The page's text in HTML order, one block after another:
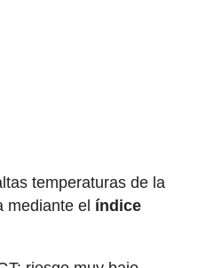
temperaturas de la
mediante el índice